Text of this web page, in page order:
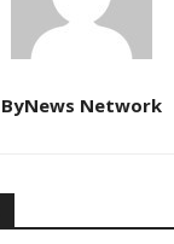
ByNews Network